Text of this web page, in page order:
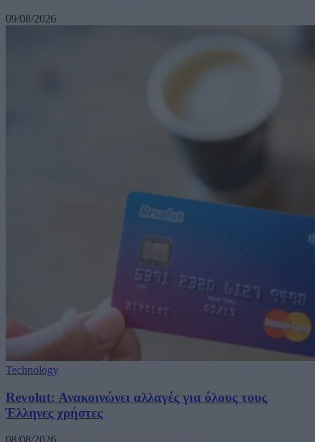
09/08/2026
Technology
Revolut: Ανακοινώνει αλλαγές για όλους τους
Έλληνες χρήστες